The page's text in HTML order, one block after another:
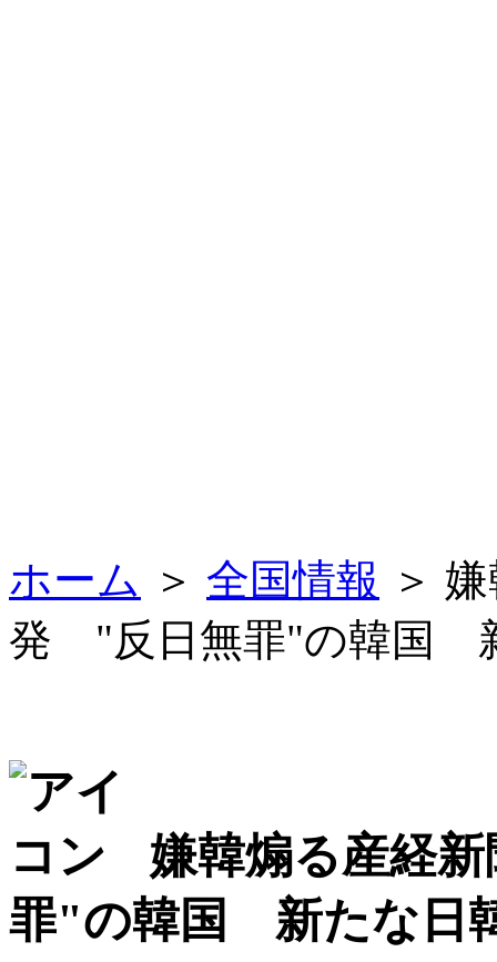
ホーム ＞ 全国情報 ＞
発 "反日無罪"の韓国
嫌韓煽る産経
罪"の韓国 新たな日